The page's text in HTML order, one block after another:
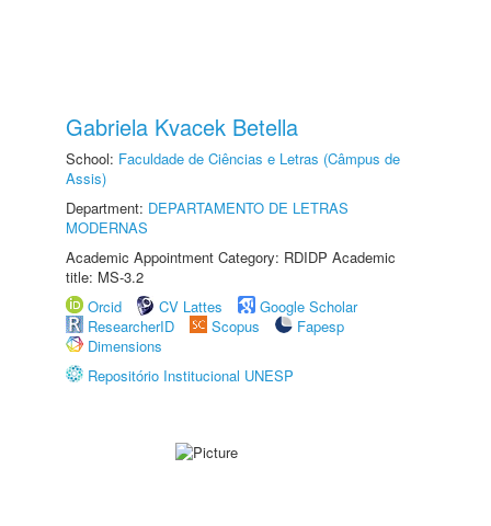
Gabriela Kvacek Betella
School: Faculdade de Ciências e Letras (Câmpus de
Assis)
Department: DEPARTAMENTO DE LETRAS
MODERNAS
Academic Appointment Category: RDIDP Academic
title: MS-3.2
Orcid
CV Lattes
Google Scholar
ResearcherID
Scopus
Fapesp
Dimensions
Repositório Institucional UNESP